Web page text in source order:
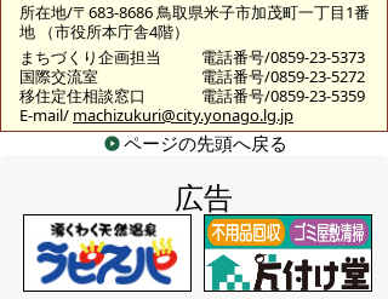
所在地/〒683-8686 鳥取県米子市加茂町一丁目1番
地 （市役所本庁舎4階）
まちづくり企画担当
電話番号/0859-23-5373
国際交流室
電話番号/0859-23-5272
移住定住相談窓口
電話番号/0859-23-5359
E-mail/ machizukuri@city.yonago.lg.jp
ページの先頭へ戻る
広告